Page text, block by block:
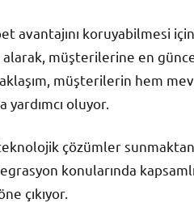
avantajını koruyabilmesi
müşterilerine en
müşterilerin hem
oluyor.
çözümler
konularında
çıkıyor.